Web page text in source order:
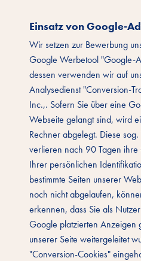
Einsatz von Google-
Wir setzen zur Bewerbung
Google Werbetool "Google-
dessen verwenden wir auf
Analysedienst "Conversion-
Inc.,. Sofern Sie über eine
Webseite gelangt sind, wird
Rechner abgelegt. Diese
verlieren nach 90 Tagen ihre
Ihrer persönlichen
bestimmte Seiten unserer
noch nicht abgelaufen,
erkennen, dass Sie als
Google platzierten Anzeigen
unserer Seite weitergeleitet
"Conversion-Cookies"